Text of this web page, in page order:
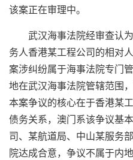
该案正在审理中。
武汉海事法院经审查认为
务人香港某工程公司的相对
案涉纠纷属于海事法院专门
地在武汉海事法院管辖范围
本案争议的核心在于香港某
债务关系，澳门系该争议基
司、某航道局、中山某服务
院达成合意，争议不属于内